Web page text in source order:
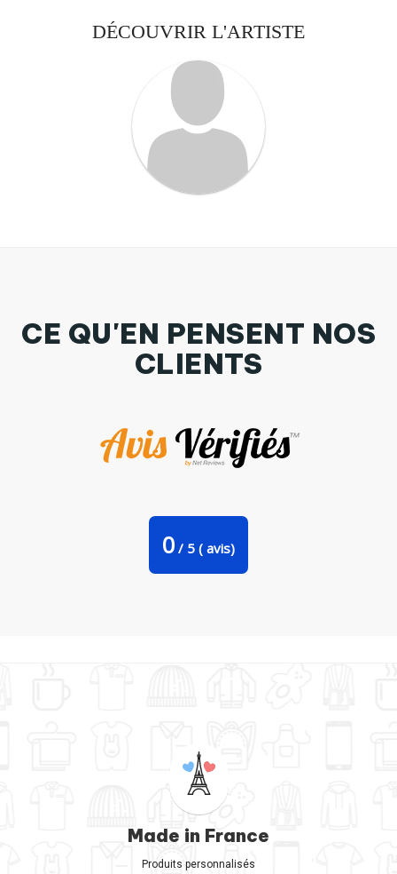
DÉCOUVRIR L'ARTISTE
CE QU'EN PENSENT NOS
CLIENTS
0 / 5 ( avis)
Made in France
Produits personnalisés